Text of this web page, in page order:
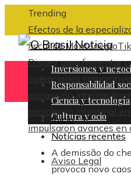
Trending
Efectos de la
fiscal de Montenegro
Disney para fomentar
operaciones
expansión internacional
microbiota intestinal en
impulsaron avances en
Aviso Legal
Inversiones y
Responsabilidad
Ciencia y tecnología
Cultura y ocio
Inicio
Notícias recentes
A demissão do
provoca novo